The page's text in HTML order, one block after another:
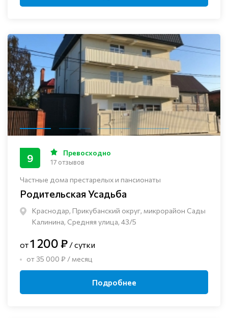
Частные дома престарелых и пансионаты
Родительская Усадьба
Краснодар, Прикубанский округ, микрорайон Сады
Калинина, Средняя улица, 43/5
9 Превосходно
17 отзывов
от1 200 ₽ / сутки
от 35 000 ₽ / месяц
Подробнее